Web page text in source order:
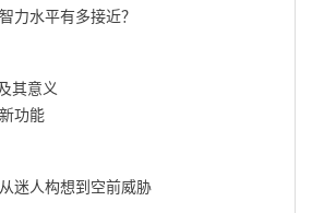
力水平有多接近？
其意义
功能
迷人构想到空前威胁